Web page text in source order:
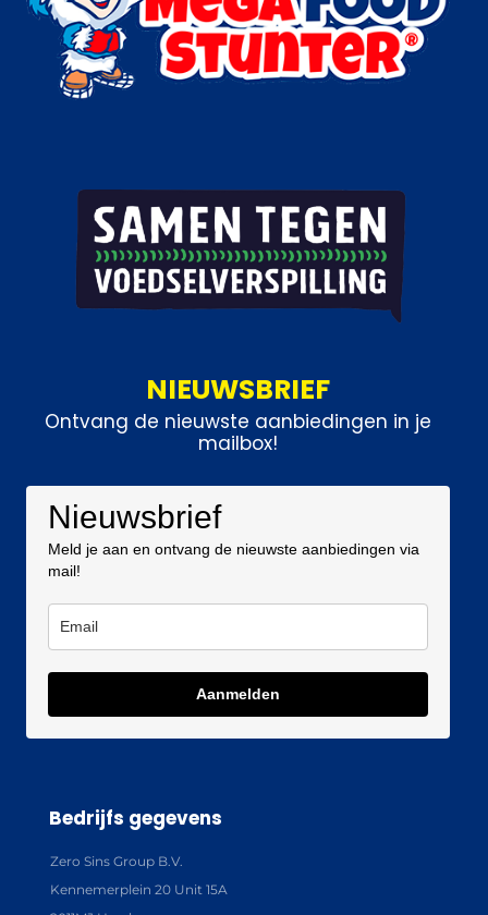
NIEUWSBRIEF
Ontvang de nieuwste aanbiedingen in je
mailbox!
Nieuwsbrief
Meld je aan en ontvang de nieuwste aanbiedingen via
mail!
Aanmelden
Bedrijfs gegevens
Zero Sins Group B.V.
Kennemerplein 20 Unit 15A